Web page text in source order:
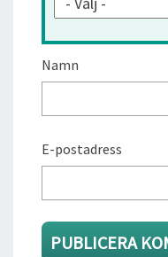
Namn
E-postadress